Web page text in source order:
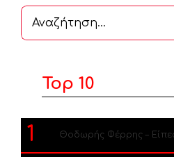
Αναζήτηση
...
Top 10
1 Θοδωρής Φέρρης –